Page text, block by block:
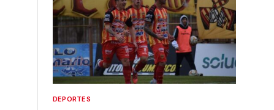
DEPORTES